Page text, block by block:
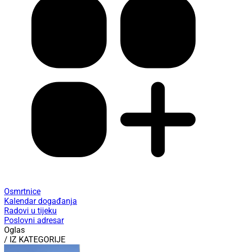
Osmrtnice
Kalendar događanja
Radovi u tijeku
Poslovni adresar
Oglas
/ IZ KATEGORIJE